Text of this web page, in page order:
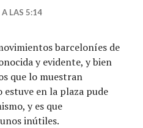
LAS 5:14
barceloníes de
y evidente, y bien
que lo muestran
estuve en la plaza pude
y es que
inútiles.